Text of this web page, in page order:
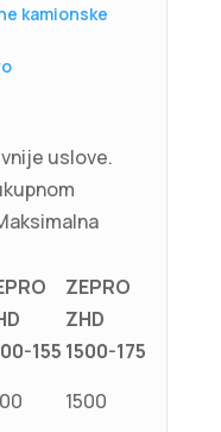
kamionske
uslove.
155
ZEPRO
ZHD
1500-175
1500